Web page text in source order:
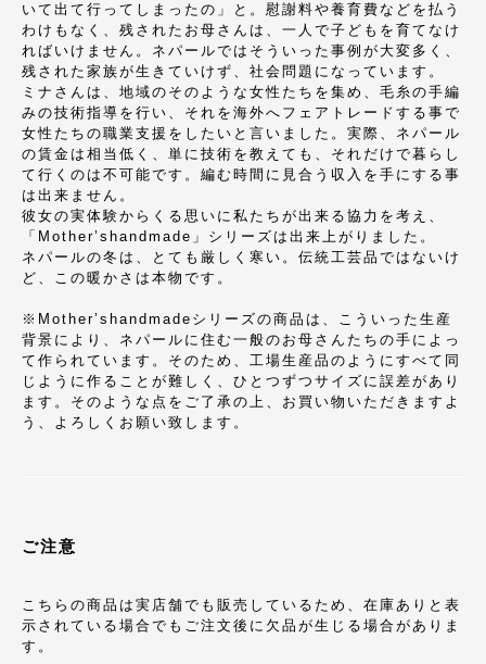
いて出て行ってしまったの」と。慰謝料や養育費などを払う
わけもなく、残されたお母さんは、一人で子どもを育てなけ
ればいけません。ネパールではそういった事例が大変多く、
残された家族が生きていけず、社会問題になっています。
ミナさんは、地域のそのような女性たちを集め、毛糸の手編
みの技術指導を行い、それを海外へフェアトレードする事で
女性たちの職業支援をしたいと言いました。実際、ネパール
の賃金は相当低く、単に技術を教えても、それだけで暮らし
て行くのは不可能です。編む時間に見合う収入を手にする事
は出来ません。
彼女の実体験からくる思いに私たちが出来る協力を考え、
「Mother’shandmade」シリーズは出来上がりました。
ネパールの冬は、とても厳しく寒い。伝統工芸品ではないけ
ど、この暖かさは本物です。
※Mother’shandmadeシリーズの商品は、こういった生産
背景により、ネパールに住む一般のお母さんたちの手によっ
て作られています。そのため、工場生産品のようにすべて同
じように作ることが難しく、ひとつずつサイズに誤差があり
ます。そのような点をご了承の上、お買い物いただきますよ
う、よろしくお願い致します。
ご注意
こちらの商品は実店舗でも販売しているため、在庫ありと表
示されている場合でもご注文後に欠品が生じる場合がありま
す。